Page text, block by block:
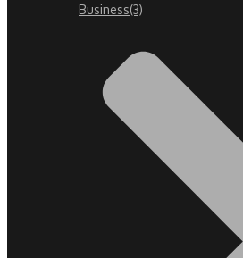
Business(3)